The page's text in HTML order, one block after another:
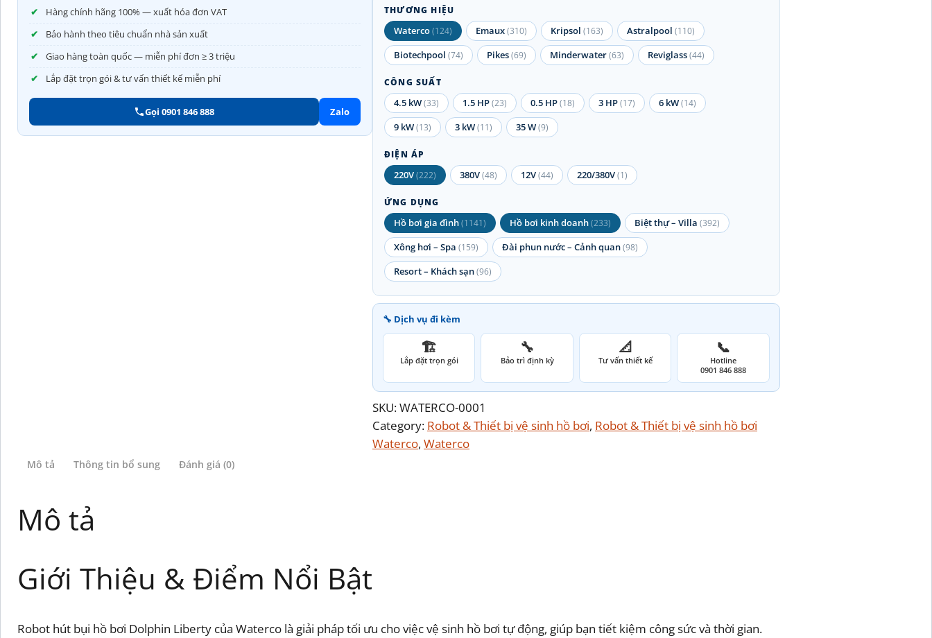
Hàng chính hãng 100% — xuất hóa đơn VAT
Bảo hành theo tiêu chuẩn nhà sản xuất
Giao hàng toàn quốc — miễn phí đơn ≥ 3 triệu
Lắp đặt trọn gói & tư vấn thiết kế miễn phí
Gọi 0901 846 888 Zalo
THƯƠNG HIỆU
Waterco(124) Emaux(310) Kripsol (163) Astralpool (110)
Biotechpool (74) Pikes(69) Minderwater(63) Reviglass(44)
CÔNG SUẤT
4.5 kW(33) 1.5 HP(23) 0.5 HP(18) 3 HP(17) 6 kW(14)
9 kW(13) 3 kW(11) 35 W(9)
ĐIỆN ÁP
220V(222) 380V(48) 12V(44) 220/380V(1)
ỨNG DỤNG
Hồ bơi gia đình(1141) Hồ bơi kinh doanh(233) Biệt thự – Villa (392)
Xông hơi – Spa (159) Đài phun nước – Cảnh quan(98)
Resort – Khách sạn(96)
🔧 Dịch vụ đi kèm
🏗️
Lắp đặt trọn gói
🔧
Bảo trì định kỳ
📐
Tư vấn thiết kế
📞
Hotline
0901 846 888
SKU:WATERCO-0001
Category: Robot & Thiết bị vệ sinh hồ bơi, Robot & Thiết bị vệ sinh hồ bơi
Waterco, Waterco
Mô tả Thông tin bổ sung Đánh giá (0)
Mô tả
Giới Thiệu & Điểm Nổi Bật
Robot hút bụi hồ bơi Dolphin Liberty của Waterco là giải pháp tối ưu cho việc vệ sinh hồ bơi tự động, giúp bạn tiết kiệm công sức và thời gian.